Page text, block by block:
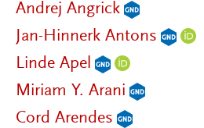
Andrej Angrick
Jan-Hinnerk Antons
Linde Apel
Miriam Y. Arani
Cord Arendes